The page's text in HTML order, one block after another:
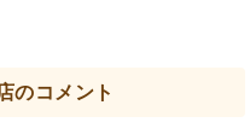
のコメント